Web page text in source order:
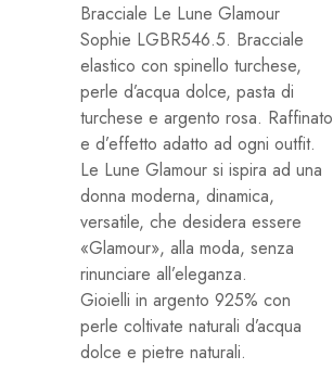
Bracciale Le Lune Glamour
Sophie LGBR546.5. Bracciale
elastico con spinello turchese,
perle d’acqua dolce, pasta di
turchese e argento rosa. Raffinato
e d’effetto adatto ad ogni outfit.
Le Lune Glamour si ispira ad una
donna moderna, dinamica,
versatile, che desidera essere
«Glamour», alla moda, senza
rinunciare all’eleganza.
Gioielli in argento 925% con
perle coltivate naturali d’acqua
dolce e pietre naturali.